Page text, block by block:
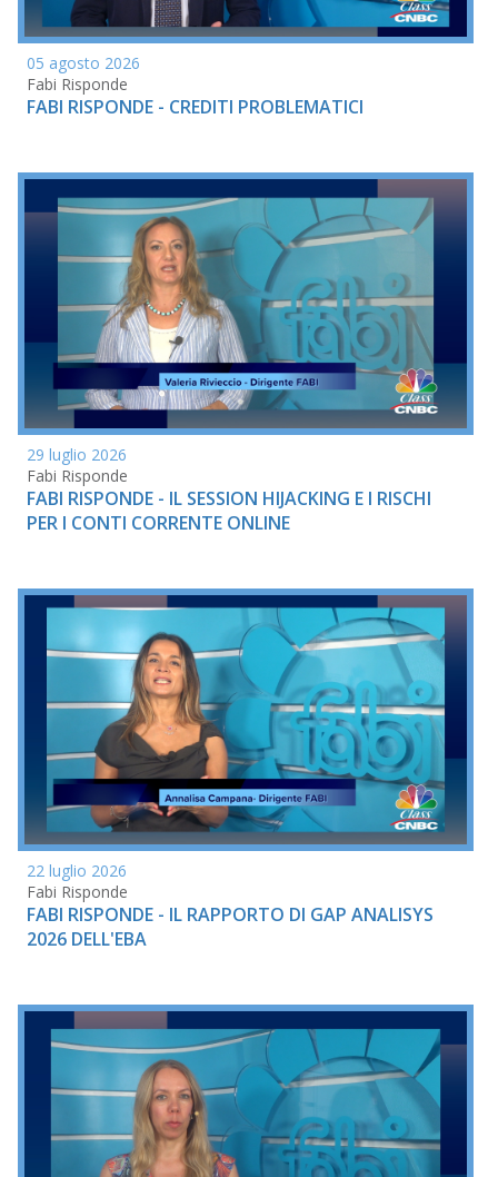
05 agosto 2026
Fabi Risponde
FABI RISPONDE - CREDITI PROBLEMATICI
29 luglio 2026
Fabi Risponde
FABI RISPONDE - IL SESSION HIJACKING E I RISCHI
PER I CONTI CORRENTE ONLINE
22 luglio 2026
Fabi Risponde
FABI RISPONDE - IL RAPPORTO DI GAP ANALISYS
2026 DELL'EBA